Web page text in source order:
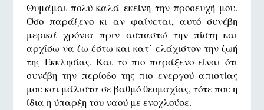
Θυμάμαι πολύ καλά εκείνη την προσευχή μου.
Όσο παράξενο κι αν φαίνεται, αυτό συνέβη
μερικά χρόνια πριν ασπαστώ την πίστη και
αρχίσω να ζω έστω και κατ΄ ελάχιστον την ζωή
της Εκκλησίας. Και το πιο παράξενο είναι ότι
συνέβη την περίοδο της πιο ενεργού απιστίας
μου και μάλιστα σε βαθμό θεομαχίας, τότε που η
ίδια η ύπαρξη του ναού με ενοχλούσε.